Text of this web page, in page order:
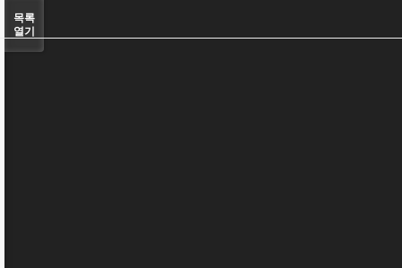
목록
열기